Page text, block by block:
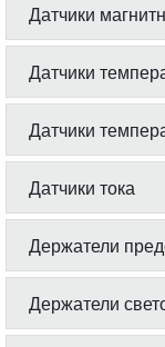
Датчики
Датчики
Датчики
Датчики тока
Держатели
Держатели